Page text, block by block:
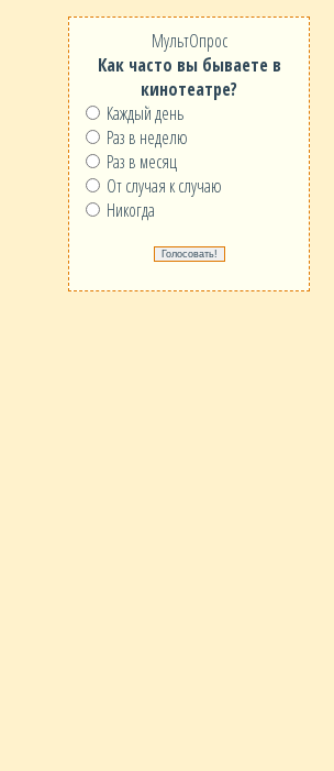
МультОпрос
Как часто вы бываете в
кинотеатре?
Каждый день
Раз в неделю
Раз в месяц
От случая к случаю
Никогда